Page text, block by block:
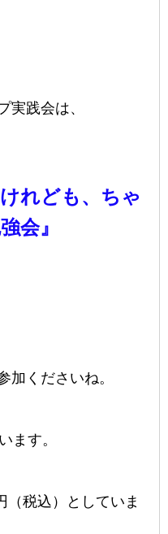
実践会は、
れども、ちゃ
会』
加くださいね。
ます。
（税込）
としていま